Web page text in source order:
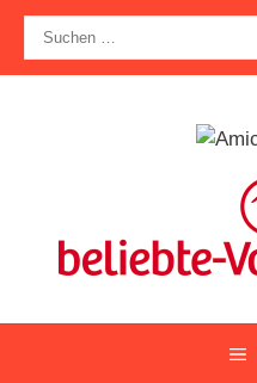
Zum
Inhalt
springen
nach: